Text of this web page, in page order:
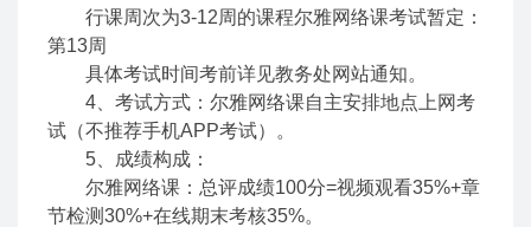
行课周次为3-12周的课程尔雅网络课考试暂定：
第13周
具体考试时间考前详见教务处网站通知。
4、考试方式：尔雅网络课自主安排地点上网考
试（不推荐手机APP考试）。
5、成绩构成：
尔雅网络课：总评成绩100分=视频观看35%+章
节检测30%+在线期末考核35%。